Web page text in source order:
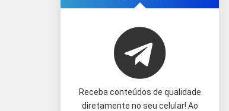
Receba conteúdos de qualidade
diretamente no seu celular! Ao